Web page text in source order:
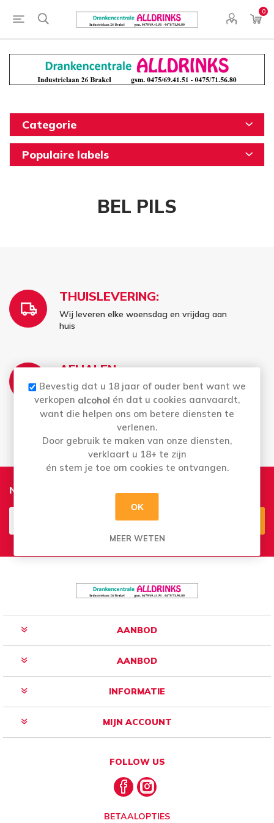
0
Categorie
Populaire labels
BEL PILS
THUISLEVERING:
Wij leveren elke woensdag en vrijdag aan
huis
AFHALEN:
Di t.e.m. Za: Uw bestelling staat 2 uur later al
voor u klaar
Bestellingen op zondag en maandag kan u
vanaf dinsdag afhalen
Nieuwsbrief
Opzeggen
AANBOD
AANBOD
INFORMATIE
MIJN ACCOUNT
FOLLOW US
BETAALOPTIES
Bevestig dat u 18 jaar of ouder bent want we
verkopen alcohol én dat u cookies aanvaardt,
want die helpen ons om betere diensten te
verlenen.
Door gebruik te maken van onze diensten,
verklaart u 18+ te zijn
én stem je toe om cookies te ontvangen.
OK
MEER WETEN